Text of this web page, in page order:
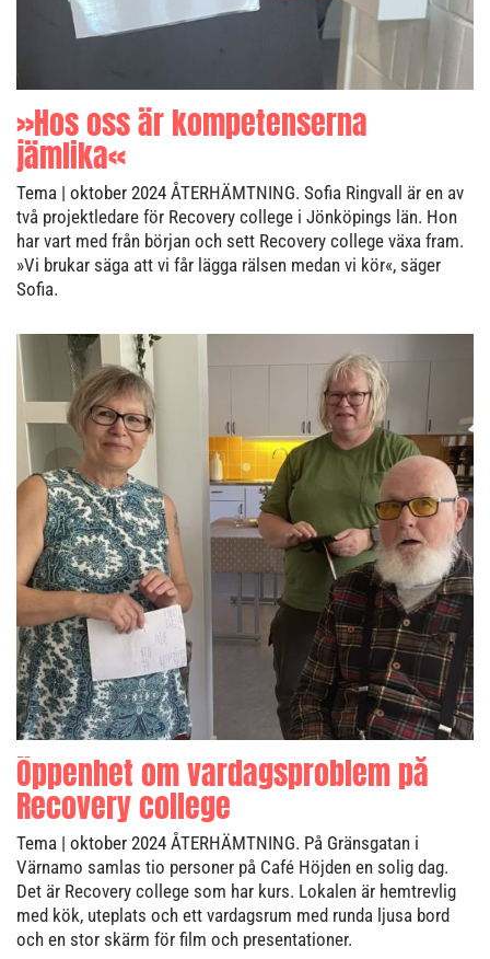
»Hos oss är kompetenserna
jämlika«
Tema | oktober 2024 ÅTERHÄMTNING. Sofia Ringvall är en av
två projektledare för Recovery college i Jönköpings län. Hon
har vart med från början och sett Recovery college växa fram.
»Vi brukar säga att vi får lägga rälsen medan vi kör«, säger
Sofia.
Öppenhet om vardagsproblem på
Recovery college
Tema | oktober 2024 ÅTERHÄMTNING. På Gränsgatan i
Värnamo samlas tio personer på Café Höjden en solig dag.
Det är Recovery college som har kurs. Lokalen är hemtrevlig
med kök, uteplats och ett vardagsrum med runda ljusa bord
och en stor skärm för film och presentationer.